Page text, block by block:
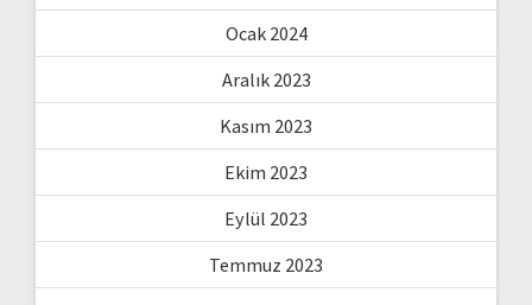
Ocak 2024
Aralık 2023
Kasım 2023
Ekim 2023
Eylül 2023
Temmuz 2023